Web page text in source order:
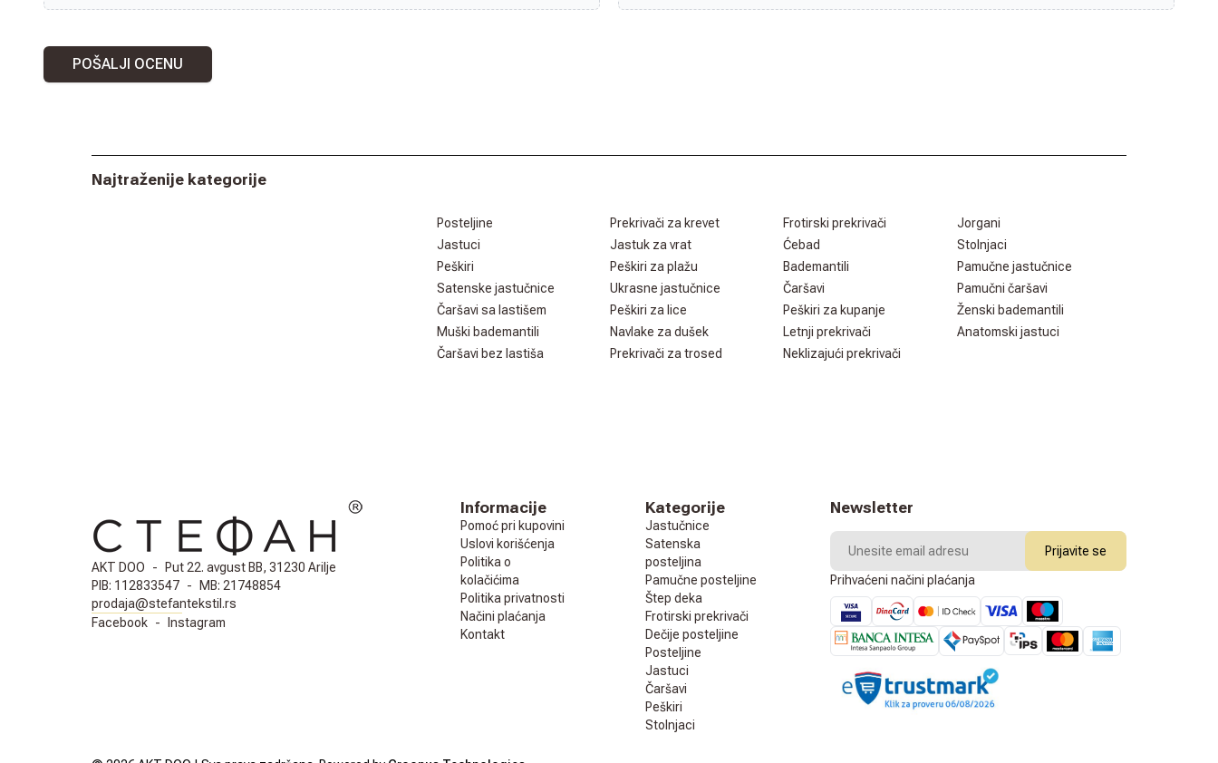
POŠALJI OCENU
Najtraženije kategorije
Posteljine Prekrivači za krevet Frotirski prekrivači
Jorgani
Jastuci
Jastuk za vrat Ćebad
Stolnjaci
Peškiri
Peškiri za plažu Bademantili
Pamučne jastučnice
Satenske jastučnice
Ukrasne jastučnice Čaršavi
Pamučni čaršavi
Čaršavi sa lastišem
Peškiri za lice Peškiri za kupanje
Ženski bademantili
Muški bademantili
Navlake za dušek Letnji prekrivači
Anatomski jastuci
Čaršavi bez lastiša
Prekrivači za trosed Neklizajući prekrivači
AKT DOO -
Put 22. avgust BB, 31230 Arilje
PIB: 112833547 - MB: 21748854
prodaja@stefantekstil.rs
Facebook - Instagram
Informacije
Pomoć pri kupovini
Uslovi korišćenja
Politika o
kolačićima
Politika privatnosti
Načini plaćanja
Kontakt
Kategorije
Jastučnice
Satenska
posteljina
Pamučne posteljine
Štep deka
Frotirski prekrivači
Dečije posteljine
Posteljine
Jastuci
Čaršavi
Peškiri
Stolnjaci
Newsletter
Prijavite se
Prihvaćeni načini plaćanja